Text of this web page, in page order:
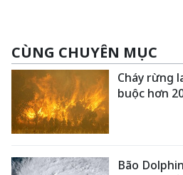
CÙNG CHUYÊN MỤC
Cháy rừng
buộc hơn
Bão